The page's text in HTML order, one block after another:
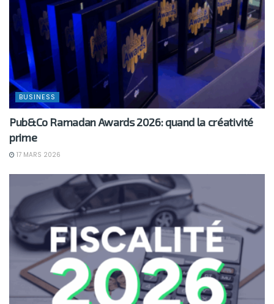
BUSINESS
Pub&Co Ramadan Awards 2026: quand la créativité
prime
17 MARS 2026